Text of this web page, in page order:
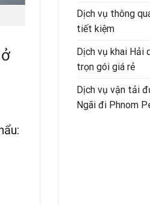
Dịch vụ thông
tiết kiệm
Dịch vụ khai Hải
trọn gói giá rẻ
Dịch vụ vận tải
Ngãi đi Phnom